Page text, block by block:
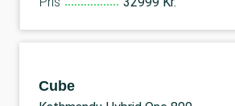
Cube